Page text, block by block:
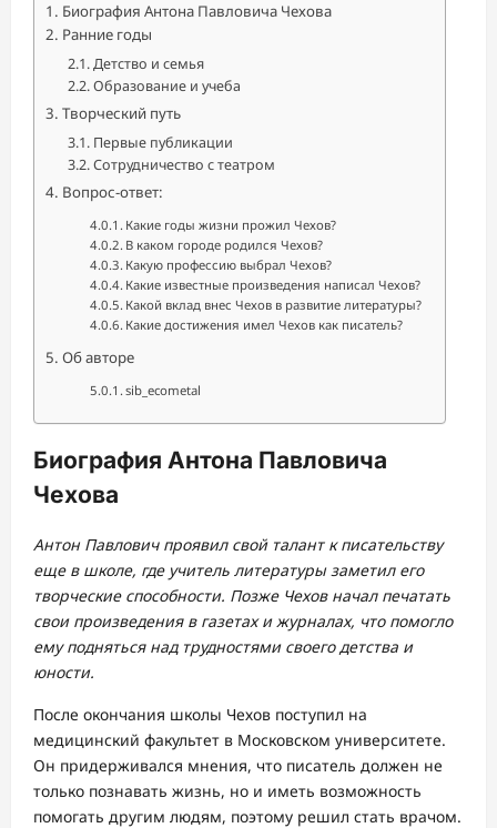
Биография Антона Павловича Чехова
Ранние годы
Детство и семья
Образование и учеба
Творческий путь
Первые публикации
Сотрудничество с театром
Вопрос-ответ:
Какие годы жизни прожил Чехов?
В каком городе родился Чехов?
Какую профессию выбрал Чехов?
Какие известные произведения написал Чехов?
Какой вклад внес Чехов в развитие литературы?
Какие достижения имел Чехов как писатель?
Об авторе
sib_ecometal
Биография Антона Павловича
Чехова
Антон Павлович проявил свой талант к писательству
еще в школе, где учитель литературы заметил его
творческие способности. Позже Чехов начал печатать
свои произведения в газетах и журналах, что помогло
ему подняться над трудностями своего детства и
юности.
После окончания школы Чехов поступил на
медицинский факультет в Московском университете.
Он придерживался мнения, что писатель должен не
только познавать жизнь, но и иметь возможность
помогать другим людям, поэтому решил стать врачом.